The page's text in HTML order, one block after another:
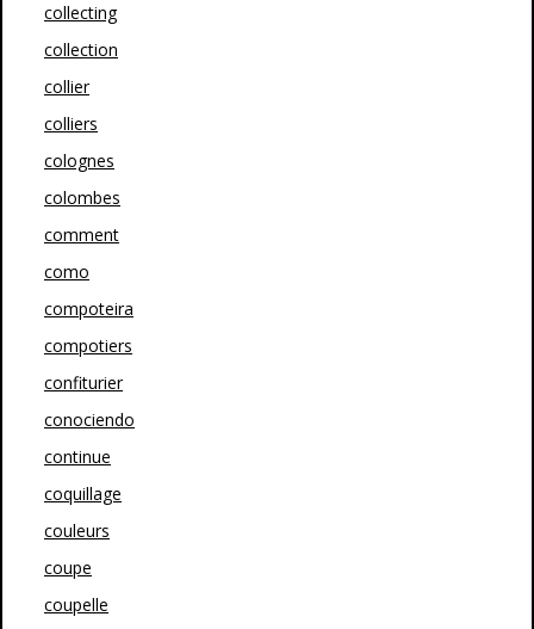
collecting
collection
collier
colliers
colognes
colombes
comment
como
compoteira
compotiers
confiturier
conociendo
continue
coquillage
couleurs
coupe
coupelle